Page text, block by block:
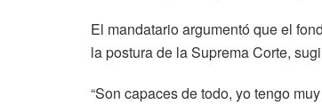
El mandatario argumentó que el
la postura de la Suprema Corte,
“Son capaces de todo, yo tengo